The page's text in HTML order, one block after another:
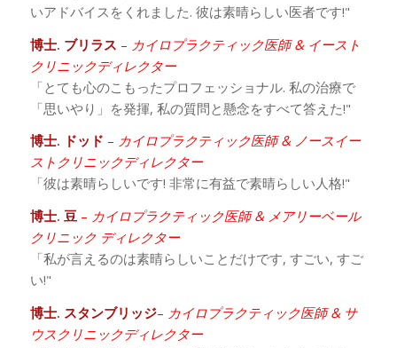
いアドバイスをくれました. 彼は素晴らしい医者です!"
博士. ブリラス – カイロプラクティック医師 & イースト
クリニックディレクター
「とても心のこもったプロフェッショナル. 私の治療で
「思いやり」を発揮, 私の質問と懸念をすべて答えた!"
博士. ドッド – カイロプラクティック医師 & ノースイー
ストクリニックディレクター
「彼は素晴らしいです! 非常に有益で素晴らしい人格!"
博士. 豆– カイロプラクティック医師 & メアリーベール
クリニック ディレクター
「私が言えるのは素晴らしいことだけです, すごい, すご
い!"
博士. スタンブリッジ– カイロプラクティック医師 & サ
ウスクリニックディレクター